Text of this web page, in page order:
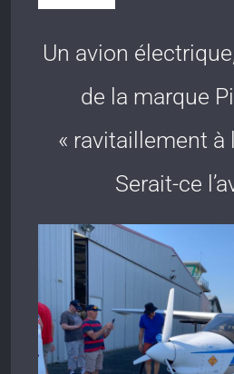
Un avion
de la marque
« ravitaillement à
Serait-ce